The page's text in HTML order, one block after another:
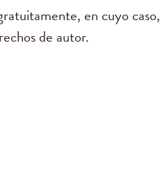
en cuyo caso,
de autor.